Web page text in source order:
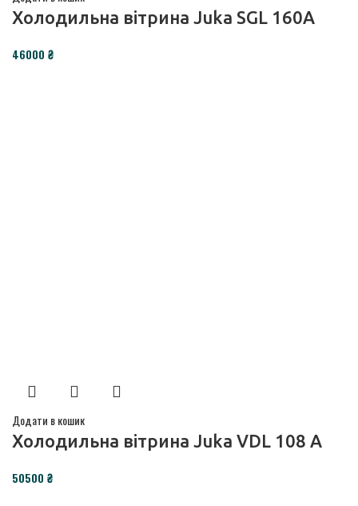
Холодильна вітрина Juka SGL 160A
₴
Додати в кошик
Холодильна вітрина Juka VDL 108 А
₴